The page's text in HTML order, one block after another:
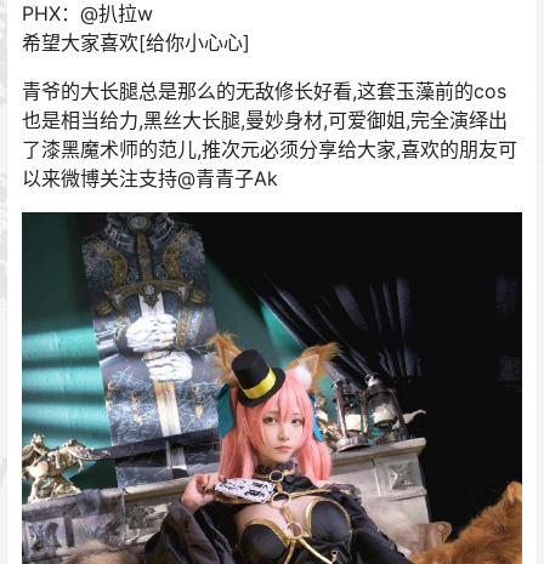
PHX：@扒拉w
希望大家喜欢[给你小心心] ​​​​
青爷的大长腿总是那么的无敌修长好看,这套玉藻前的cos
也是相当给力,黑丝大长腿,曼妙身材,可爱御姐,完全演绎出
了漆黑魔术师的范儿,推次元必须分享给大家,喜欢的朋友可
以来微博关注支持@青青子Ak